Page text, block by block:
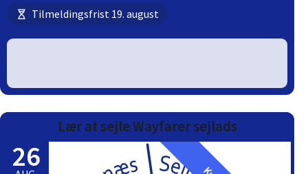
Tilmeldingsfrist 19. august
Lær at sejle Wayfarer sejlads
26